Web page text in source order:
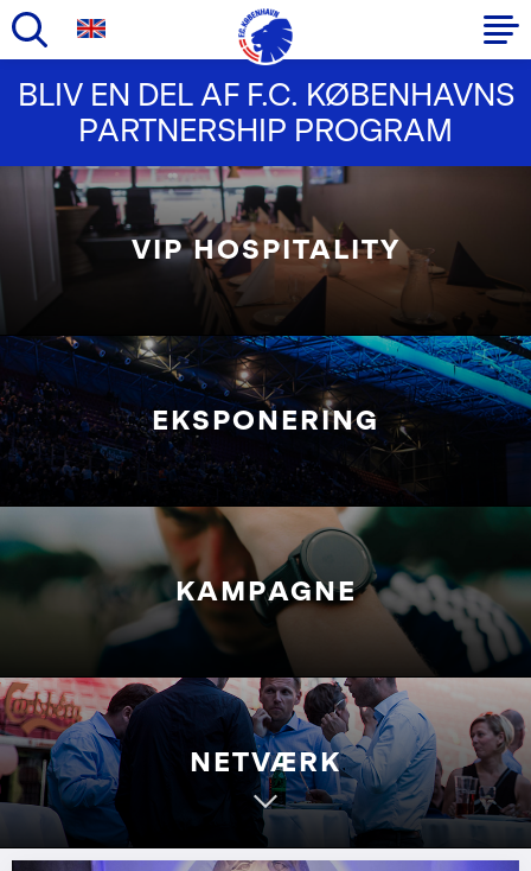
hovedindhold
Primær
navigation
BLIV EN DEL AF F.C. KØBENHAVNS
PARTNERSHIP PROGRAM
VIP HOSPITALITY
EKSPONERING
KAMPAGNE
NETVÆRK